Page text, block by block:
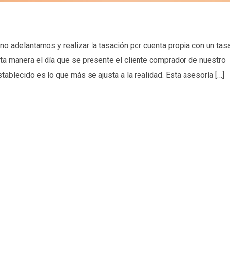
adelantarnos y realizar la tasación por cuenta propia con un
manera el día que se presente el cliente comprador de nuestro
es lo que más se ajusta a la realidad. Esta asesoría […]